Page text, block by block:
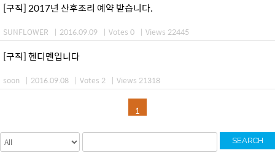
[구직] 2017년 산후조리 예약 받습니다.
SUNFLOWER | 2016.09.09 | Votes 0 | Views 22445
[구직] 헨디멘입니다
soon | 2016.09.08 | Votes 2 | Views 21318
1
SEARCH